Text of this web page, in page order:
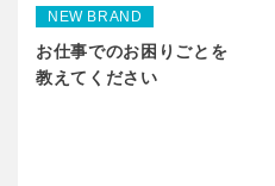
NEW BRAND
お仕事でのお困りごとを
教えてください